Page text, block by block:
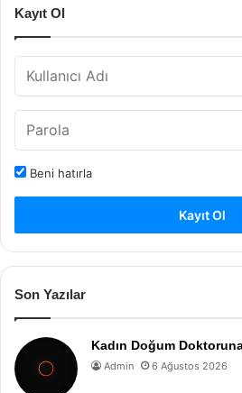
Kayıt Ol
Beni hatırla
Kayıt Ol
Son Yazılar
Kadın Doğum
Admin 6 Ağustos 2026